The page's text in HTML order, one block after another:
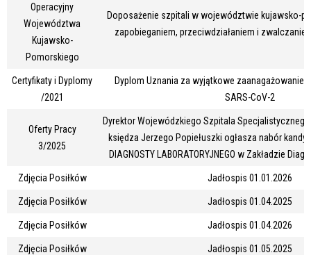
Operacyjny
Województwa
Kujawsko-
Pomorskiego
Doposażenie szpitali w województwie kujawsko-
zapobieganiem, przeciwdziałaniem i
Certyfikaty i Dyplomy
/2021
Dyplom Uznania za wyjątkowe zaanagażowanie
SARS-CoV-2
Oferty Pracy
3/2025
Dyrektor Wojewódzkiego Szpitala
księdza Jerzego Popiełuszki ogłasza nabór
DIAGNOSTY LABORATORYJNEGO w Zakładzie
Zdjęcia Posiłków Jadłospis 01.01.2026
Zdjęcia Posiłków Jadłospis 01.04.2025
Zdjęcia Posiłków Jadłospis 01.04.2026
Zdjęcia Posiłków Jadłospis 01.05.2025